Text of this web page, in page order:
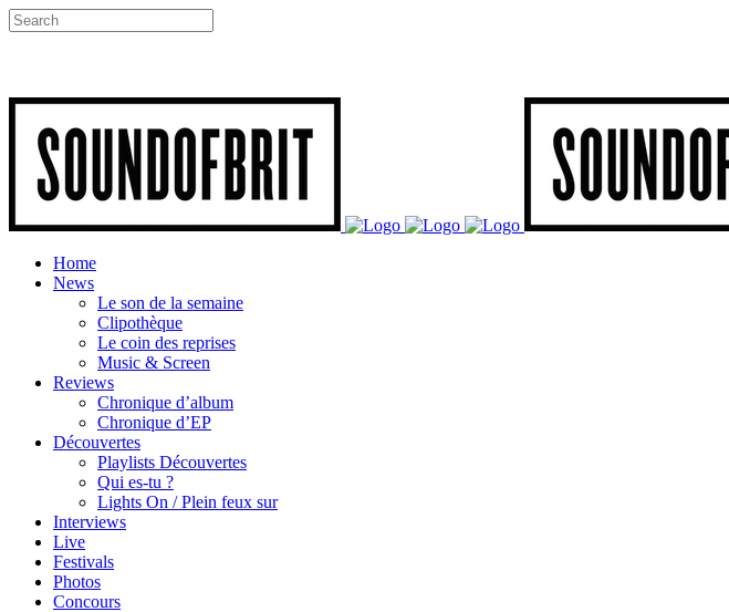
Home
News
Le son de la semaine
Clipothèque
Le coin des reprises
Music & Screen
Reviews
Chronique d’album
Chronique d’EP
Découvertes
Playlists Découvertes
Qui es-tu ?
Lights On / Plein feux sur
Interviews
Live
Festivals
Photos
Concours